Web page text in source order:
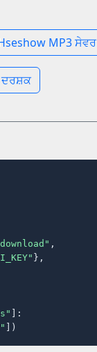
MP3 ਸੇਵਰ
ਦਰਸ਼ਕ
,
},
]:
])